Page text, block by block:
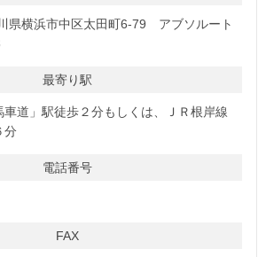
横浜市中区太田町6-79 アブソルート
最寄り駅
道」駅徒歩２分もしくは、ＪＲ根岸線
分
電話番号
FAX